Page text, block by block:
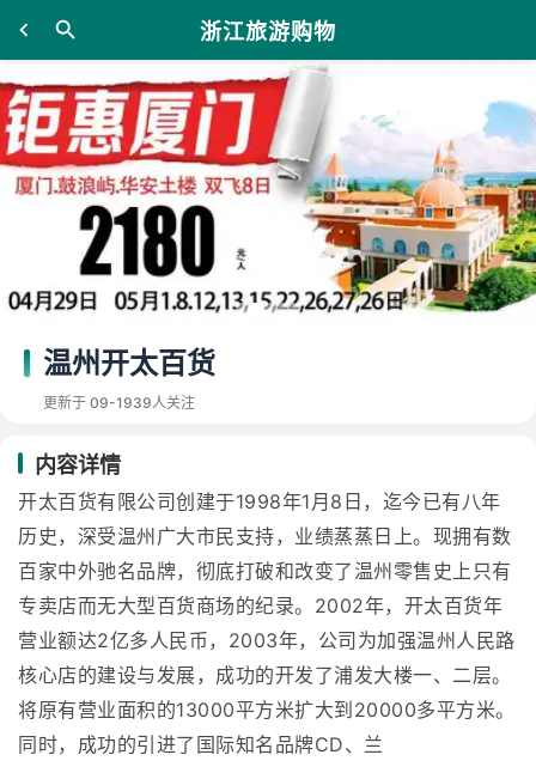
浙江旅游购物
温州开太百货
更新于 09-1939人关注
内容详情
开太百货有限公司创建于1998年1月8日，迄今已有八年
历史，深受温州广大市民支持，业绩蒸蒸日上。现拥有数
百家中外驰名品牌，彻底打破和改变了温州零售史上只有
专卖店而无大型百货商场的纪录。2002年，开太百货年
营业额达2亿多人民币，2003年，公司为加强温州人民路
核心店的建设与发展，成功的开发了浦发大楼一、二层。
将原有营业面积的13000平方米扩大到20000多平方米。
同时，成功的引进了国际知名品牌CD、兰